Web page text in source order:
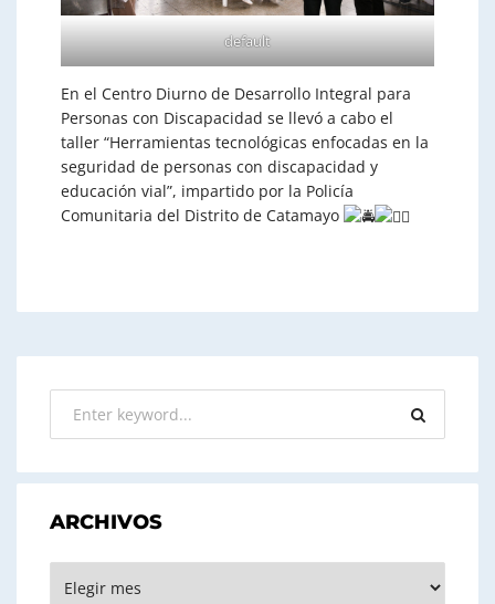
default
En el Centro Diurno de Desarrollo Integral para
Personas con Discapacidad se llevó a cabo el
taller “Herramientas tecnológicas enfocadas en la
seguridad de personas con discapacidad y
educación vial”, impartido por la Policía
Comunitaria del Distrito de Catamayo
ARCHIVOS